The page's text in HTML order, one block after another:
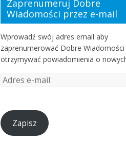
Zaprenumeruj Dobre
Wiadomości przez e-mail
Wprowadź swój adres email aby
zaprenumerować Dobre Wiadomości
otrzymywać powiadomienia o
Zapisz